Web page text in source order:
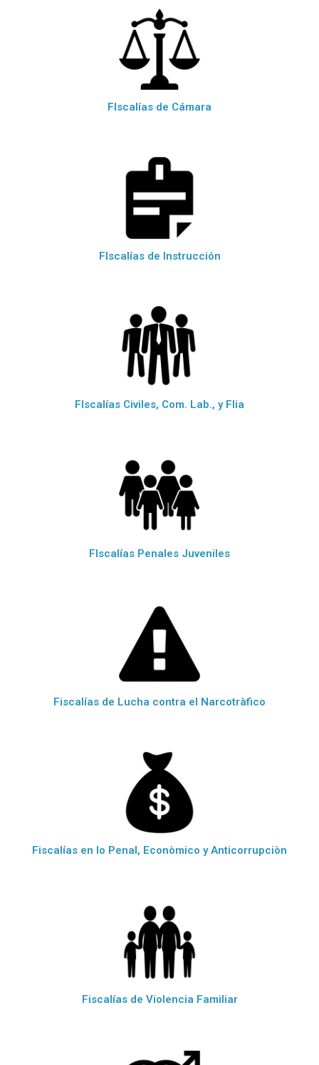
FIscalías de Cámara
FIscalías de Instrucción
FIscalías Civiles, Com. Lab., y Flia
FIscalías Penales Juveniles
Fiscalías de Lucha contra el Narcotràfico
Fiscalías en lo Penal, Econòmico y Anticorrupciòn
Fiscalías de Violencia Familiar